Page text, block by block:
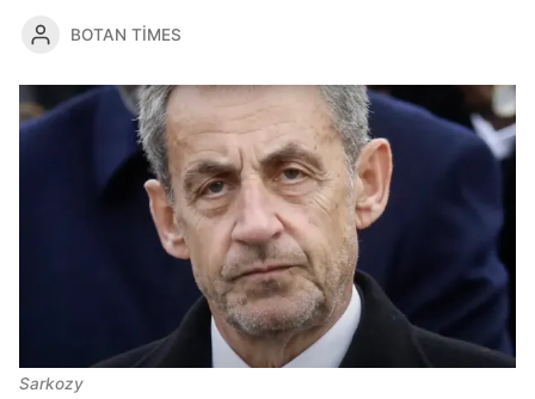
BOTAN TIMES
Sarkozy